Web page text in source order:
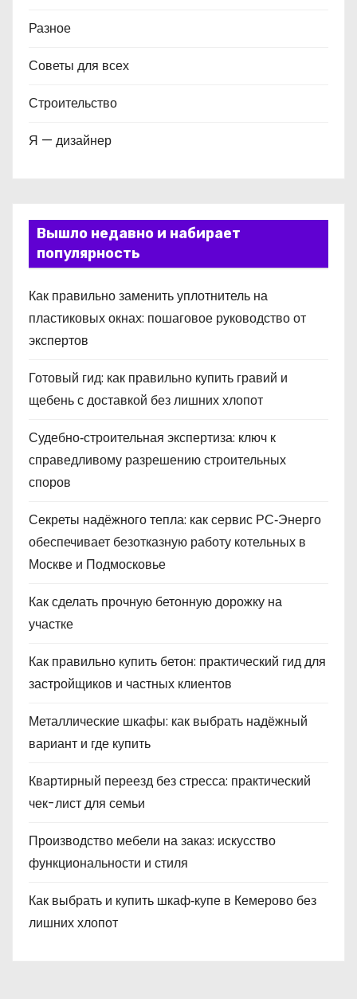
Разное
Советы для всех
Строительство
Я — дизайнер
Вышло недавно и набирает
популярность
Как правильно заменить уплотнитель на
пластиковых окнах: пошаговое руководство от
экспертов
Готовый гид: как правильно купить гравий и
щебень с доставкой без лишних хлопот
Судебно‑строительная экспертиза: ключ к
справедливому разрешению строительных
споров
Секреты надёжного тепла: как сервис РС‑Энерго
обеспечивает безотказную работу котельных в
Москве и Подмосковье
Как сделать прочную бетонную дорожку на
участке
Как правильно купить бетон: практический гид для
застройщиков и частных клиентов
Металлические шкафы: как выбрать надёжный
вариант и где купить
Квартирный переезд без стресса: практический
чек-лист для семьи
Производство мебели на заказ: искусство
функциональности и стиля
Как выбрать и купить шкаф‑купе в Кемерово без
лишних хлопот